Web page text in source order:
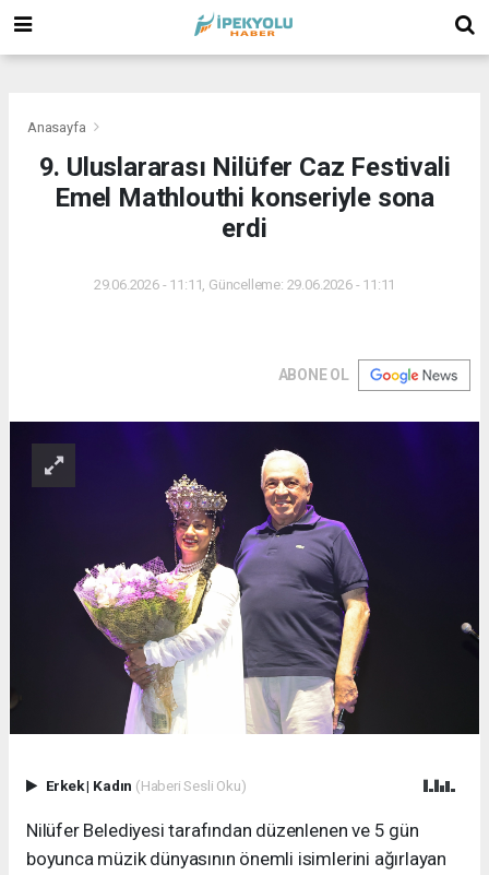
Anasayfa
9. Uluslararası Nilüfer Caz Festivali
Emel Mathlouthi konseriyle sona
erdi
29.06.2026 - 11:11, Güncelleme: 29.06.2026 - 11:11
ABONE OL
Erkek| Kadın (Haberi Sesli Oku)
Nilüfer Belediyesi tarafından düzenlenen ve 5 gün
boyunca müzik dünyasının önemli isimlerini ağırlayan